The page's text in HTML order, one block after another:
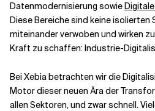
Datenmodernisierung sowie
Diese Bereiche sind keine isolierten
miteinander verwoben und wirken
Kraft zu schaffen: Industrie-
Bei Xebia betrachten wir die
Motor dieser neuen Ära der
allen Sektoren, und zwar schnell.